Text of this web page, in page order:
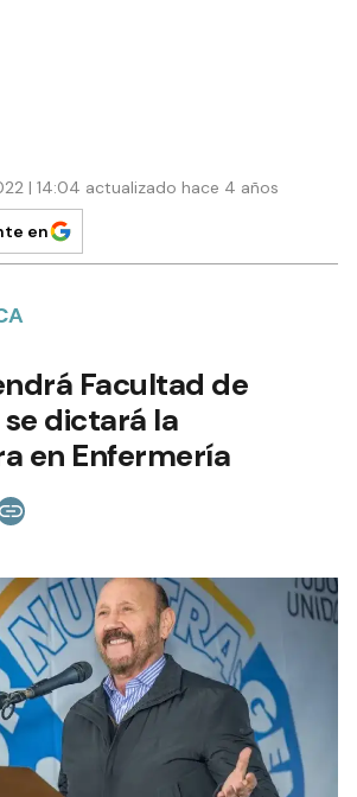
| 14:04 actualizado hace 4 años
en
Facultad de
dictará la
en Enfermería